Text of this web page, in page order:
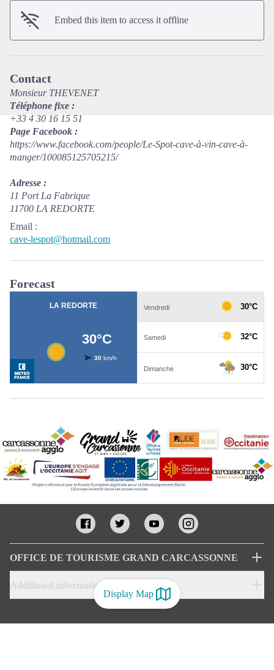
Display Map
View picture in full screen
Embed this item to access it offline
Contact
Monsieur THEVENET
Téléphone fixe :
+33 4 30 16 15 51
Page Facebook :
https://www.facebook.com/people/Le-Spot-cave-à-vin-cave-à-
manger/100085125705215/
Adresse :
11 Port La Fabrique
11700 LA REDORTE
Email :
cave-lespot@hotmail.com
Forecast
OFFICE DE TOURISME GRAND CARCASSONNE
Additional informations